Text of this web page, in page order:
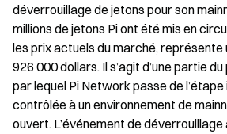
déverrouillage de jetons pour son
millions de jetons Pi ont été mis en
les prix actuels du marché, représente
926 000 dollars. Il s’agit d’une partie
par lequel Pi Network passe de
contrôlée à un environnement de
ouvert. L’événement de